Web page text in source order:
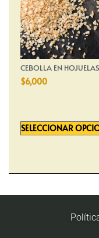
CEBOLLA EN HOJUELAS
$6,000
SELECCIONAR